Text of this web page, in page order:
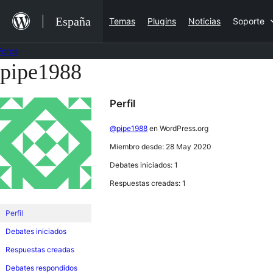
contenido
España Temas Plugins Noticias Soporte
Saltar
al
contenido
pipe1988
Perfil
Debates iniciados
Respuestas creadas
Debates respondidos
Perfil
@pipe1988 en WordPress.org
Miembro desde: 28 May 2020
Debates iniciados: 1
Respuestas creadas: 1